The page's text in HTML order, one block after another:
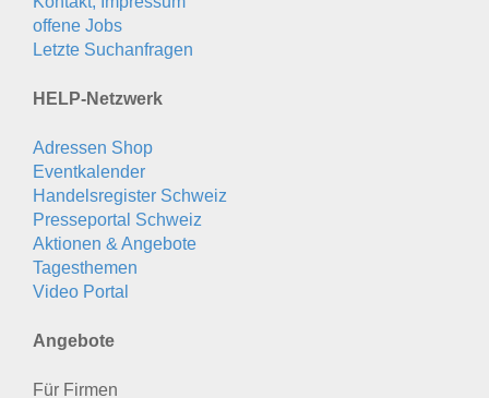
offene Jobs
Letzte Suchanfragen
HELP-Netzwerk
Adressen Shop
Eventkalender
Handelsregister Schweiz
Presseportal Schweiz
Aktionen & Angebote
Tagesthemen
Video Portal
Angebote
Für Firmen